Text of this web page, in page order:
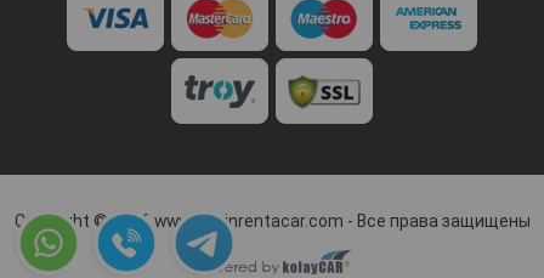
Copyright © 2026 www.marinrentacar.com - Все права защищены